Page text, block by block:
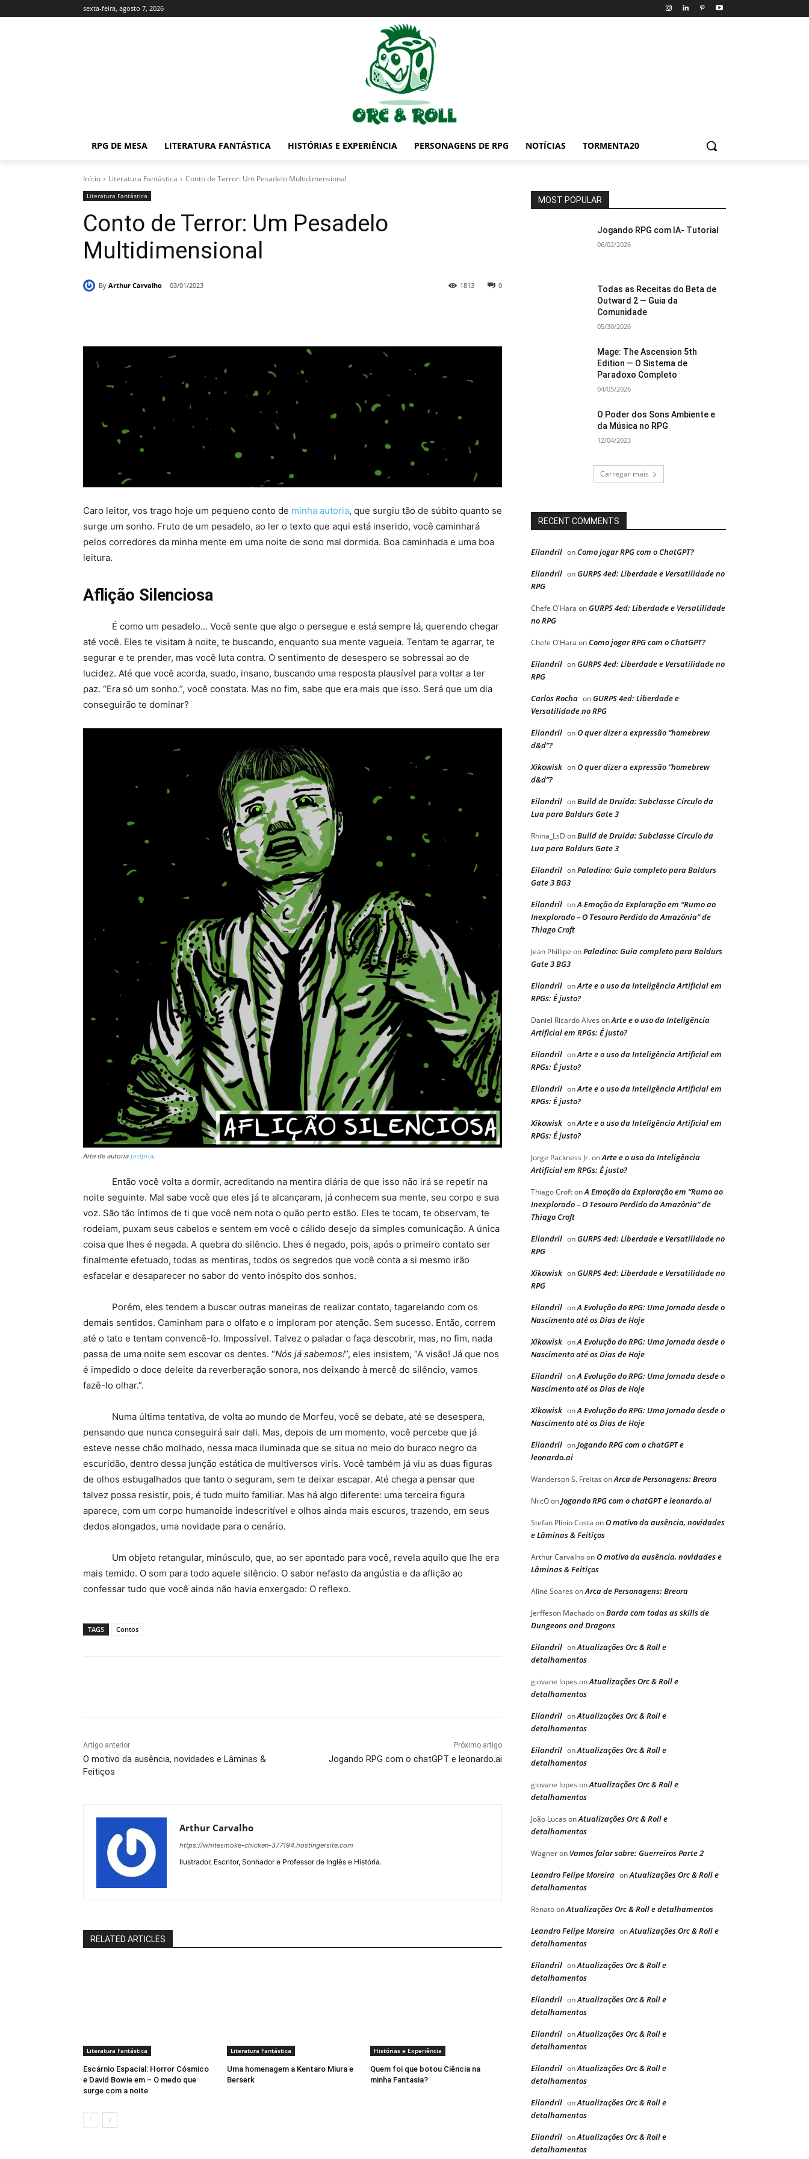
sexta-feira, agosto 7, 2026
RPG DE MESA LITERATURA FANTÁSTICA HISTÓRIAS E EXPERIÊNCIA PERSONAGENS DE RPG NOTÍCIAS TORMENTA20
Início Literatura Fantástica Conto de Terror: Um Pesadelo Multidimensional
Literatura Fantástica
Conto de Terror: Um Pesadelo
Multidimensional
By Arthur Carvalho 03/01/2023 0
1813
Caro leitor, vos trago hoje um pequeno conto de minha autoria, que surgiu tão de súbito quanto se
surge um sonho. Fruto de um pesadelo, ao ler o texto que aqui está inserido, você caminhará
pelos corredores da minha mente em uma noite de sono mal dormida. Boa caminhada e uma boa
leitura.
Aflição Silenciosa
É como um pesadelo… Você sente que algo o persegue e está sempre lá, querendo chegar
até você. Eles te visitam à noite, te buscando, enquanto sua mente vagueia. Tentam te agarrar, te
segurar e te prender, mas você luta contra. O sentimento de desespero se sobressai ao de
lucidez. Até que você acorda, suado, insano, buscando uma resposta plausível para voltar a ter
paz. “Era só um sonho.”, você constata. Mas no fim, sabe que era mais que isso. Será que um dia
conseguirão te dominar?
Arte de autoria própria.
Então você volta a dormir, acreditando na mentira diária de que isso não irá se repetir na
noite seguinte. Mal sabe você que eles já te alcançaram, já conhecem sua mente, seu corpo e sua
voz. São tão íntimos de ti que você nem nota o quão perto estão. Eles te tocam, te observam, te
rodeiam, puxam seus cabelos e sentem em você o cálido desejo da simples comunicação. A única
coisa que lhes é negada. A quebra do silêncio. Lhes é negado, pois, após o primeiro contato ser
finalmente efetuado, todas as mentiras, todos os segredos que você conta a si mesmo irão
esfacelar e desaparecer no sabor do vento inóspito dos sonhos.
Porém, eles tendem a buscar outras maneiras de realizar contato, tagarelando com os
demais sentidos. Caminham para o olfato e o imploram por atenção. Sem sucesso. Então, correm
até o tato e tentam convencê-lo. Impossível. Talvez o paladar o faça descobrir, mas, no fim, nada
passa de uma noite sem escovar os dentes. “Nós já sabemos!”, eles insistem, “A visão! Já que nos
é impedido o doce deleite da reverberação sonora, nos deixando à mercê do silêncio, vamos
fazê-lo olhar.”.
Numa última tentativa, de volta ao mundo de Morfeu, você se debate, até se desespera,
pensando que nunca conseguirá sair dali. Mas, depois de um momento, você percebe que já
esteve nesse chão molhado, nessa maca iluminada que se situa no meio do buraco negro da
escuridão, dentro dessa junção estática de multiversos viris. Você também já viu as duas figuras
de olhos esbugalhados que tanto o seguram, sem te deixar escapar. Até chega a pensar que
talvez possa resistir, pois, é tudo muito familiar. Mas há algo diferente: uma terceira figura
aparece, com um corpo humanoide indescritível e olhos ainda mais escuros, trazendo, em seus
dedos alongados, uma novidade para o cenário.
Um objeto retangular, minúsculo, que, ao ser apontado para você, revela aquilo que lhe era
mais temido. O som para todo aquele silêncio. O sabor nefasto da angústia e da aflição ao
confessar tudo que você ainda não havia enxergado: O reflexo.
TAGS Contos
Artigo anterior
O motivo da ausência, novidades e Lâminas &
Feitiços
Próximo artigo
Jogando RPG com o chatGPT e leonardo.ai
Arthur Carvalho
https://whitesmoke-chicken-377194.hostingersite.com
Ilustrador, Escritor, Sonhador e Professor de Inglês e História.
RELATED ARTICLES
Literatura Fantástica
Escárnio Espacial: Horror Cósmico
e David Bowie em – O medo que
surge com a noite
Literatura Fantástica
Uma homenagem a Kentaro Miura e
Berserk
Histórias e Experiência
Quem foi que botou Ciência na
minha Fantasia?
MOST POPULAR
Jogando RPG com IA- Tutorial
06/02/2026
Todas as Receitas do Beta de
Outward 2 — Guia da
Comunidade
05/30/2026
Mage: The Ascension 5th
Edition — O Sistema de
Paradoxo Completo
04/05/2026
O Poder dos Sons Ambiente e
da Música no RPG
12/04/2023
Carregar mais
RECENT COMMENTS
Eilandril onComo jogar RPG com o ChatGPT?
Eilandril onGURPS 4ed: Liberdade e Versatilidade no
RPG
Chefe O'Hara onGURPS 4ed: Liberdade e Versatilidade
no RPG
Chefe O'Hara onComo jogar RPG com o ChatGPT?
Eilandril onGURPS 4ed: Liberdade e Versatilidade no
RPG
Carlos Rocha onGURPS 4ed: Liberdade e
Versatilidade no RPG
Eilandril onO quer dizer a expressão “homebrew
d&d”?
Xikowisk onO quer dizer a expressão “homebrew
d&d”?
Eilandril onBuild de Druida: Subclasse Círculo da
Lua para Baldurs Gate 3
Rhina_LsD onBuild de Druida: Subclasse Círculo da
Lua para Baldurs Gate 3
Eilandril onPaladino: Guia completo para Baldurs
Gate 3 BG3
Eilandril onA Emoção da Exploração em “Rumo ao
Inexplorado – O Tesouro Perdido da Amazônia” de
Thiago Croft
Jean Phillipe onPaladino: Guia completo para Baldurs
Gate 3 BG3
Eilandril onArte e o uso da Inteligência Artificial em
RPGs: É justo?
Daniel Ricardo Alves onArte e o uso da Inteligência
Artificial em RPGs: É justo?
Eilandril onArte e o uso da Inteligência Artificial em
RPGs: É justo?
Eilandril onArte e o uso da Inteligência Artificial em
RPGs: É justo?
Xikowisk onArte e o uso da Inteligência Artificial em
RPGs: É justo?
Jorge Packness Jr.onArte e o uso da Inteligência
Artificial em RPGs: É justo?
Thiago CroftonA Emoção da Exploração em “Rumo ao
Inexplorado – O Tesouro Perdido da Amazônia” de
Thiago Croft
Eilandril onGURPS 4ed: Liberdade e Versatilidade no
RPG
Xikowisk onGURPS 4ed: Liberdade e Versatilidade no
RPG
Eilandril onA Evolução do RPG: Uma Jornada desde o
Nascimento até os Dias de Hoje
Xikowisk onA Evolução do RPG: Uma Jornada desde o
Nascimento até os Dias de Hoje
Eilandril onA Evolução do RPG: Uma Jornada desde o
Nascimento até os Dias de Hoje
Xikowisk onA Evolução do RPG: Uma Jornada desde o
Nascimento até os Dias de Hoje
Eilandril onJogando RPG com o chatGPT e
leonardo.ai
Wanderson S. Freitas onArca de Personagens: Breora
NiicOonJogando RPG com o chatGPT e leonardo.ai
Stefan Plinio Costa onO motivo da ausência, novidades
e Lâminas & Feitiços
Arthur CarvalhoonO motivo da ausência, novidades e
Lâminas & Feitiços
Aline Soares onArca de Personagens: Breora
Jerffeson MachadoonBarda com todas as skills de
Dungeons and Dragons
Eilandril onAtualizações Orc & Roll e
detalhamentos
giovane lopes onAtualizações Orc & Roll e
detalhamentos
Eilandril onAtualizações Orc & Roll e
detalhamentos
Eilandril onAtualizações Orc & Roll e
detalhamentos
giovane lopes onAtualizações Orc & Roll e
detalhamentos
João Lucas onAtualizações Orc & Roll e
detalhamentos
Wagneron Vamos falar sobre: Guerreiros Parte 2
Leandro Felipe Moreira onAtualizações Orc & Roll e
detalhamentos
RenatoonAtualizações Orc & Roll e detalhamentos
Leandro Felipe Moreira onAtualizações Orc & Roll e
detalhamentos
Eilandril onAtualizações Orc & Roll e
detalhamentos
Eilandril onAtualizações Orc & Roll e
detalhamentos
Eilandril onAtualizações Orc & Roll e
detalhamentos
Eilandril onAtualizações Orc & Roll e
detalhamentos
Eilandril onAtualizações Orc & Roll e
detalhamentos
Eilandril onAtualizações Orc & Roll e
detalhamentos